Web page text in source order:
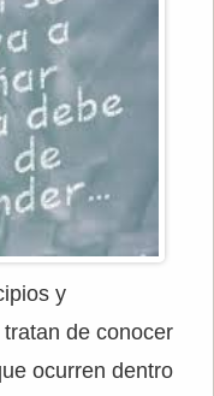
y
de conocer
ocurren dentro